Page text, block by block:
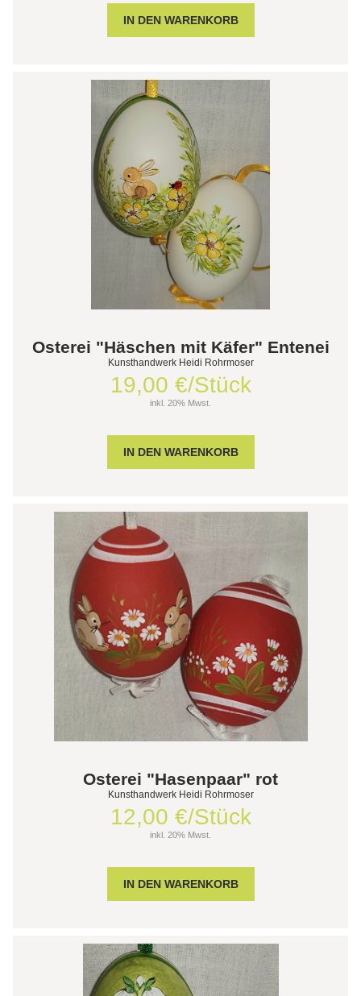
Osterei "Häschen mit Käfer" Entenei
Kunsthandwerk Heidi Rohrmoser
19,00 €/Stück
inkl. 20% Mwst.
Osterei "Hasenpaar" rot
Kunsthandwerk Heidi Rohrmoser
12,00 €/Stück
inkl. 20% Mwst.